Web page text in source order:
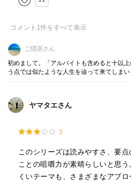
どうしても今の私には70まで働
けど、どれひとつ続けられると思わ
働かなくて良い、または働くこと
自分が変わる方法を探して今日も
えも薄々感じつつ。
"おわりに"より
ゃんと全部読もうと思いました。
コメント 1件をすべて表示
ご隠居さん
初めまして。「アルバイトも含めると十以
う点では似たような人生を辿って来てしま
ヤマタエさん
3
このシリーズは読みやすさ、要
ことの咀嚼力が素晴らしいと思
くいテーマも、さまざまなアプ